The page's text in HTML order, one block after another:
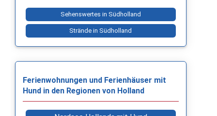
Sehenswertes in Südholland
Strände in Südholland
Ferienwohnungen und Ferienhäuser mit
Hund in den Regionen von Holland